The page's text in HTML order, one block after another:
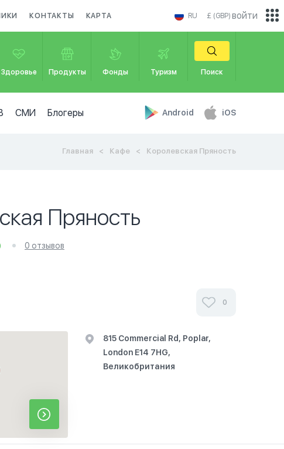
КОНТАКТЫ КАРТА RU £ (GBP)
Здоровье Продукты Фонды Туризм Поиск
СМИ Блогеры Android iOS
войти
Главная Кафе Королевская Пряность
Пряность
0 отзывов
0
815 Commercial Rd, Poplar,
London E14 7HG,
Великобритания